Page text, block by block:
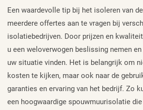
Een waardevolle tip bij het isoleren van
meerdere offertes aan te vragen bij
isolatiebedrijven. Door prijzen en
u een weloverwogen beslissing nemen
uw situatie vinden. Het is belangrijk om
kosten te kijken, maar ook naar de
garanties en ervaring van het bedrijf. Zo
een hoogwaardige spouwmuurisolatie